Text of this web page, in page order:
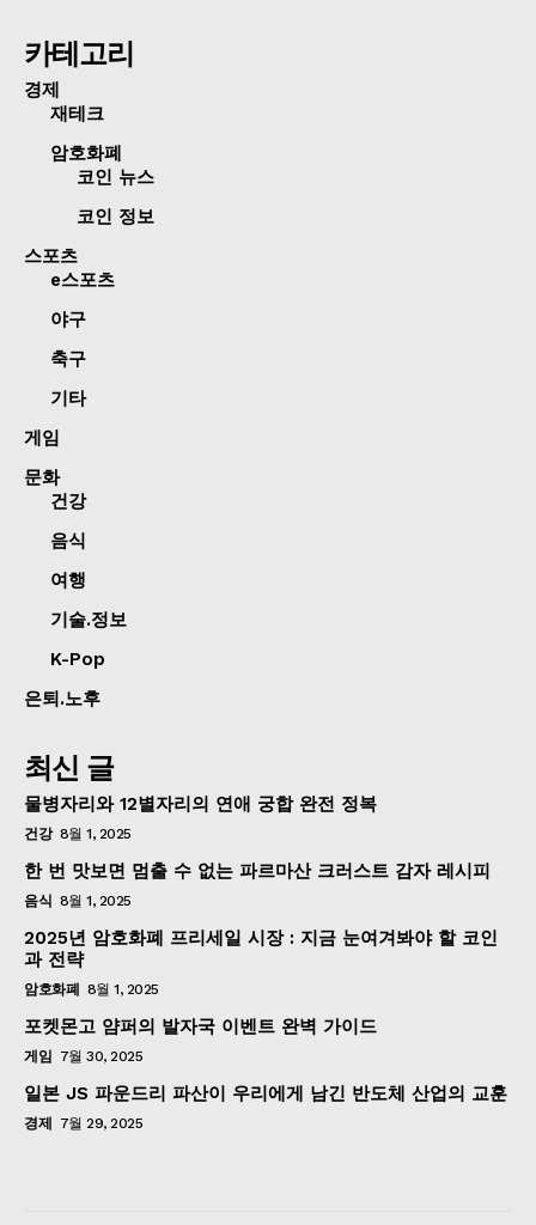
카테고리
경제
재테크
암호화폐
코인 뉴스
코인 정보
스포츠
e스포츠
야구
축구
기타
게임
문화
건강
음식
여행
기술.정보
K-Pop
은퇴.노후
최신 글
물병자리와 12별자리의 연애 궁합 완전 정복
건강 8월 1, 2025
한 번 맛보면 멈출 수 없는 파르마산 크러스트 감자 레시피
음식 8월 1, 2025
2025년 암호화폐 프리세일 시장 : 지금 눈여겨봐야 할 코인
과 전략
암호화폐 8월 1, 2025
포켓몬고 얌퍼의 발자국 이벤트 완벽 가이드
게임 7월 30, 2025
일본 JS 파운드리 파산이 우리에게 남긴 반도체 산업의 교훈
경제 7월 29, 2025